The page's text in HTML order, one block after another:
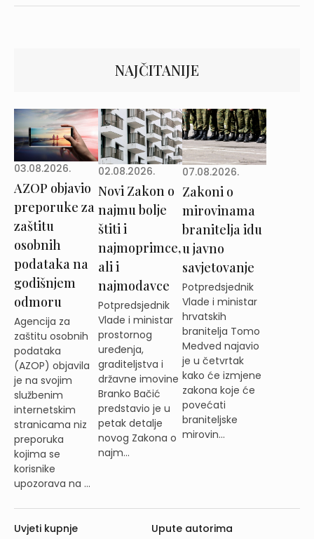
NAJČITANIJE
03.08.2026.
AZOP objavio
preporuke za
zaštitu
osobnih
podataka na
godišnjem
odmoru
Agencija za
zaštitu osobnih
podataka
(AZOP) objavila
je na svojim
službenim
internetskim
stranicama niz
preporuka
kojima se
korisnike
upozorava na ...
02.08.2026.
Novi Zakon o
najmu bolje
štiti i
najmoprimce,
ali i
najmodavce
Potpredsjednik
Vlade i ministar
prostornog
uređenja,
graditeljstva i
državne imovine
Branko Bačić
predstavio je u
petak detalje
novog Zakona o
najm...
07.08.2026.
Zakoni o
mirovinama
branitelja idu
u javno
savjetovanje
Potpredsjednik
Vlade i ministar
hrvatskih
branitelja Tomo
Medved najavio
je u četvrtak
kako će izmjene
zakona koje će
povećati
braniteljske
mirovin...
Uvjeti kupnje Upute autorima